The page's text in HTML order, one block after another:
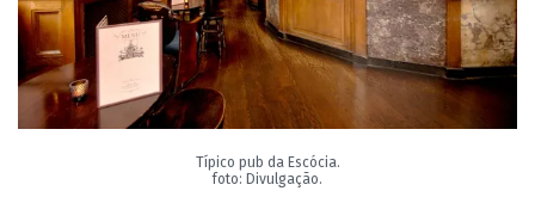
Típico pub da Escócia.
foto: Divulgação.